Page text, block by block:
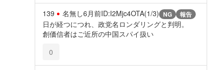
139 名無し6月前ID:I2Mjc4OTA(1/3) NG 報告
日が経つにつれ、政党名ロンダリングと判明。
創価信者はご近所の中国スパイ扱い
0